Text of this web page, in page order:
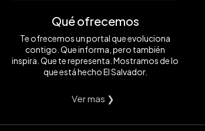
Qué ofrecemos
Te ofrecemos un portal que evoluciona
contigo. Que informa, pero también
inspira. Que te representa. Mostramos de lo
que está hecho El Salvador.
Ver mas ❯